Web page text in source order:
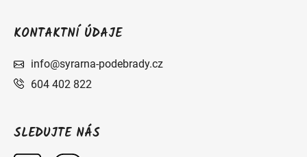
KONTAKTNÍ ÚDAJE
info@syrarna-podebrady.cz
604 402 822
SLEDUJTE NÁS